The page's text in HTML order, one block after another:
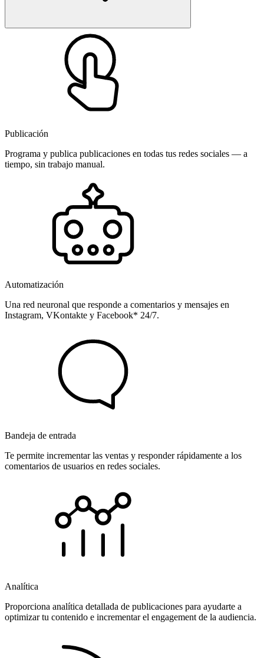
Publicación
Programa y publica publicaciones en todas tus redes sociales — a
tiempo, sin trabajo manual.
Automatización
Una red neuronal que responde a comentarios y mensajes en
Instagram, VKontakte y Facebook* 24/7.
Bandeja de entrada
Te permite incrementar las ventas y responder rápidamente a los
comentarios de usuarios en redes sociales.
Analítica
Proporciona analítica detallada de publicaciones para ayudarte a
optimizar tu contenido e incrementar el engagement de la audiencia.